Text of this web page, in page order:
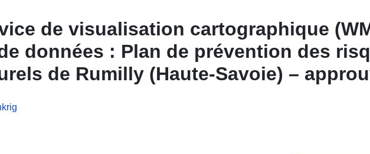
de visualisation cartographique
données : Plan de prévention des
de Rumilly (Haute-Savoie) –